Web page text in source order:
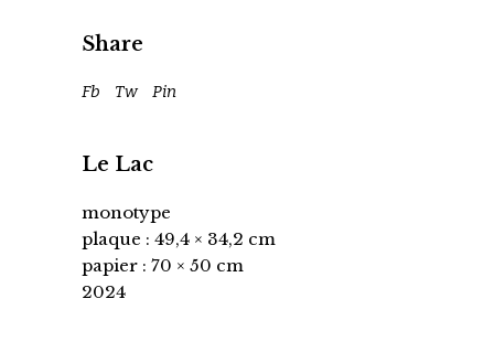
Le Lac
monotype
plaque : 49,4 × 34,2 cm
papier : 70 × 50 cm
2024
Share
Fb Tw Pin